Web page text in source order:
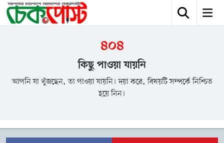
৪০৪
কিছু পাওয়া যায়নি
আপনি যা খুঁজছেন, তা পাওয়া যায়নি। দয়া করে, বিষয়টি সম্পর্কে নিশ্চিত
হয়ে নিন।